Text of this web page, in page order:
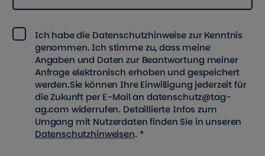
Ich habe die Datenschutzhinweise zur Kenntnis
genommen. Ich stimme zu, dass meine
Angaben und Daten zur Beantwortung meiner
Anfrage elektronisch erhoben und gespeichert
werden.Sie können Ihre Einwilligung jederzeit für
die Zukunft per E-Mail an datenschutz@tag-
ag.com widerrufen. Detaillierte Infos zum
Umgang mit Nutzerdaten finden Sie in unseren
Datenschutzhinweisen. *